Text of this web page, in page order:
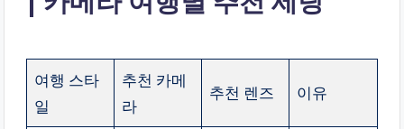
여행 스타
일
추천 카메
라
추천 렌즈 이유